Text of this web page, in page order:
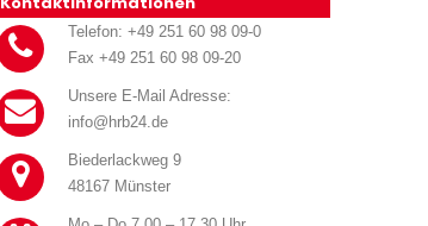
Telefon: +49 251 60 98 09-0
Fax +49 251 60 98 09-20
Unsere E-Mail Adresse:
info@hrb24.de
Biederlackweg 9
48167 Münster